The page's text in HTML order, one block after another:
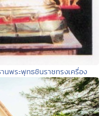
พระพุทธชินราชทรงเครื่อง